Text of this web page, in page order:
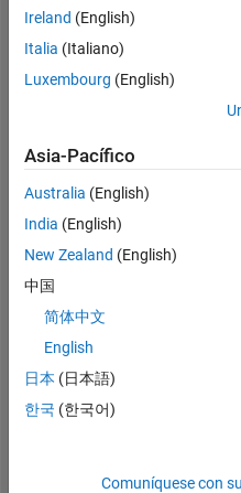
Estadística
MATLAB Answers
CONTRIBUCIONES L
0
1
Ireland (English)
Italia (Italiano)
Luxembourg (English)
Asia-Pacífico
Australia (English)
India (English)
New Zealand (English)
中国
简体中文
English
日本 (日本語)
한국 (한국어)
Comuníquese con